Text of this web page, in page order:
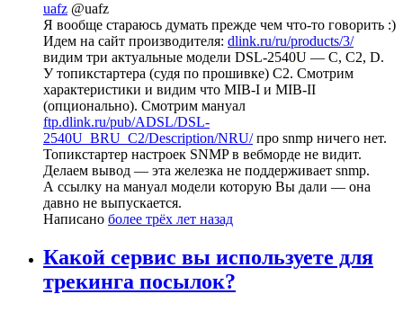
uafz @uafz
Я вообще стараюсь думать прежде чем что-то говорить :)
Идем на сайт производителя: dlink.ru/ru/products/3/
видим три актуальные модели DSL-2540U — C, C2, D.
У топикстартера (судя по прошивке) C2. Смотрим
характеристики и видим что MIB-I и MIB-II
(опционально). Смотрим мануал
ftp.dlink.ru/pub/ADSL/DSL-
2540U_BRU_C2/Description/NRU/про snmp ничего нет.
Топикстартер настроек SNMP в вебморде не видит.
Делаем вывод — эта железка не поддерживает snmp.
А ссылку на мануал модели которую Вы дали — она
давно не выпускается.
Написано более трёх лет назад
Какой сервис вы используете для
трекинга посылок?